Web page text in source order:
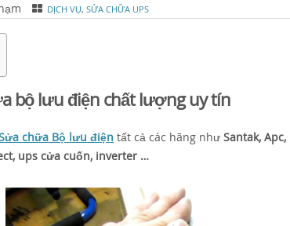
DỊCH VỤ,SỬA CHỮA UPS
bộ lưu điện chất lượng uy tín
chữa Bộ lưu điện tất cả các hãng nhưSantak,
ups cửa cuốn, inverter …